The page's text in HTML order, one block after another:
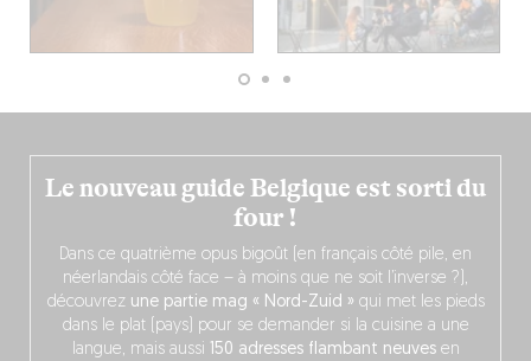
Le nouveau guide Belgique est sorti du
four !
Dans ce quatrième opus bigoût (en français côté pile, en
néerlandais côté face – à moins que ne soit l’inverse ?),
découvrez une partie mag « Nord-Zuid » qui met les pieds
dans le plat (pays) pour se demander si la cuisine a une
langue, mais aussi 150 adresses flambant neuvesen